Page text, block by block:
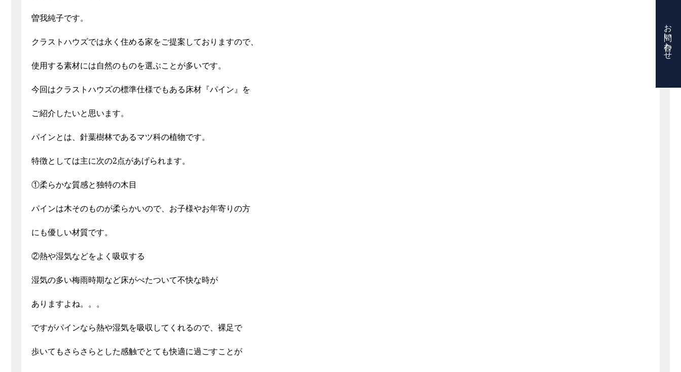
お問い合わせ
曽我純子です。
クラストハウズでは永く住める家をご提案しておりますので、
使用する素材には自然のものを選ぶことが多いです。
今回はクラストハウズの標準仕様でもある床材『パイン』を
ご紹介したいと思います。
パインとは、針葉樹林であるマツ科の植物です。
特徴としては主に次の2点があげられます。
①柔らかな質感と独特の木目
パインは木そのものが柔らかいので、お子様やお年寄りの方
にも優しい材質です。
②熱や湿気などをよく吸収する
湿気の多い梅雨時期など床がべたついて不快な時が
ありますよね。。。
ですがパインなら熱や湿気を吸収してくれるので、裸足で
歩いてもさらさらとした感触でとても快適に過ごすことが